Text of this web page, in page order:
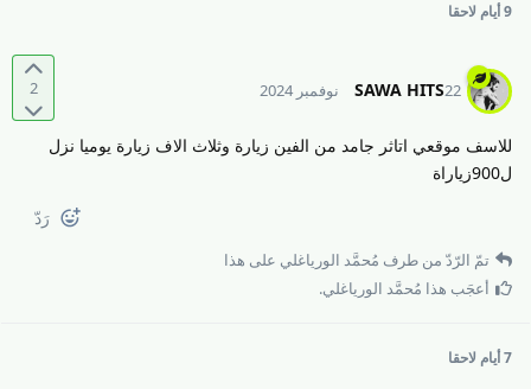
9 أيام لاحقا
2 SAWA HITS22 نوفمبر 2024
للاسف موقعي اتاثر جامد من الفين زيارة وثلاث الاف زيارة يوميا نزل
ل900زياراة
رَدّ
تمّ الرّدّ من طرف مُحمَّد الورياغلي على هذا
أعجَب هذا مُحمَّد الورياغلي.
7 أيام لاحقا